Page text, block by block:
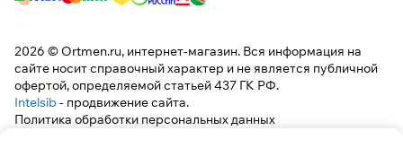
2026 © Ortmen.ru, интернет-магазин. Вся информация на
сайте носит справочный характер и не является публичной
офертой, определяемой статьей 437 ГК РФ.
Intelsib - продвижение сайта.
Политика обработки персональных данных